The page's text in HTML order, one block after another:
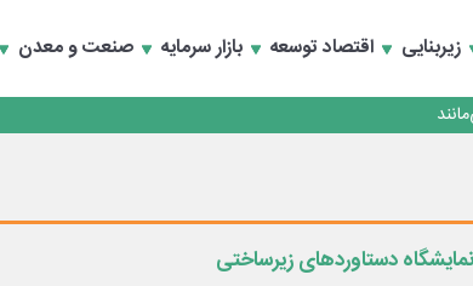
زیربنایی اقتصاد توسعه بازار سرمایه صنعت و معدن
دستاوردهای زیرساختی